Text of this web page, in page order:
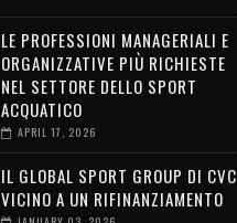
LE PROFESSIONI MANAGERIALI E
ORGANIZZATIVE PIÙ RICHIESTE
NEL SETTORE DELLO SPORT
ACQUATICO
APRIL 17, 2026
IL GLOBAL SPORT GROUP DI CVC
VICINO A UN RIFINANZIAMENTO